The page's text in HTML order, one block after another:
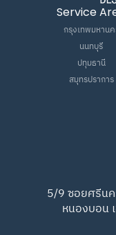
Service
กรุงเทพมหาน
นนทบุรี
ปทุมธานี
สมุทรปราการ
5/9 ซอยศรีน
หนองบอน